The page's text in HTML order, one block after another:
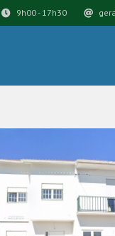
9h00 - 17h30